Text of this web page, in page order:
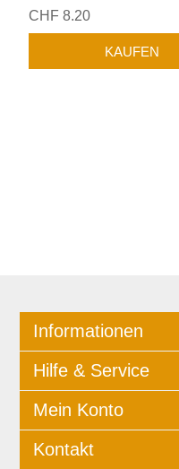
CHF 8.20
Informationen
Hilfe & Service
Mein Konto
Kontakt